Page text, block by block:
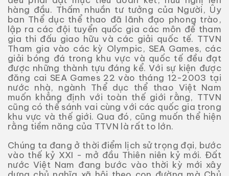
hàng đầu. Thấm nhuần tư tưởng của Người, Ûy
ban Thể dục thể thao đã lãnh đạo phong trào,
lập ra các đội tuyển quốc gia các môn để tham
gia thi đấu giao hữu và các giải quốc tế. TTVN
Tham gia vào các kỳ Olympic, SEA Games, các
giải bóng đá trong khu vực và quốc tế đều đạt
được những thành tựu đáng kể. Với sự kiện được
đăng cai SEA Games 22 vào tháng 12-2003 tại
nước nhà, ngành Thể dục thể thao Việt Nam
muốn khẳng định với toàn thế giới rằng, TTVN
cũng có thể sánh vai cùng với các quốc gia trong
khu vực và thế giới. Qua đó, cũng muốn thể hiện
rằng tiềm năng của TTVN là rất to lớn.
Chúng ta đang ở thời điểm lịch sử trọng đại, bước
vào thế kỷ XXI - mở đầu Thiên niên kỷ mới. Đất
nước Việt Nam đang bước vào thời kỳ mới xây